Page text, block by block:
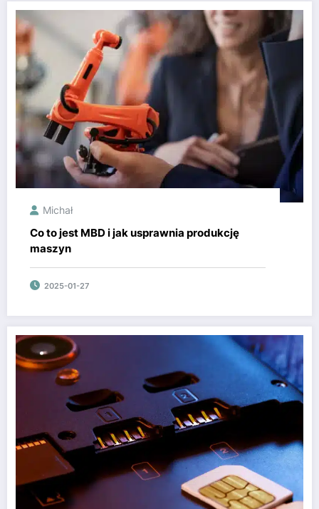
Michał
Co to jest MBD i jak usprawnia produkcję
maszyn
2025-01-27